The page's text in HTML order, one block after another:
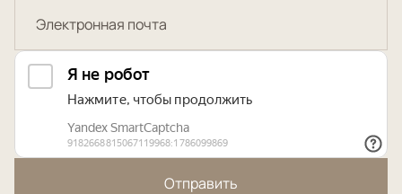
Отправить